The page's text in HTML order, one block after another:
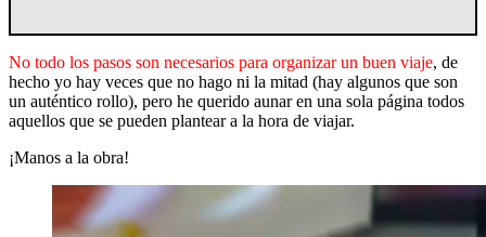
No todo los pasos son necesarios para organizar un buen viaje, de
hecho yo hay veces que no hago ni la mitad (hay algunos que son
un auténtico rollo), pero he querido aunar en una sola página todos
aquellos que se pueden plantear a la hora de viajar.
¡Manos a la obra!